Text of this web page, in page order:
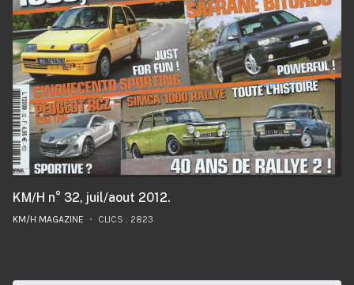
KM/H n° 32, juil/aout 2012.
KM/H MAGAZINE CLICS : 2823